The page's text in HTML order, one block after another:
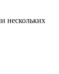
нескольких